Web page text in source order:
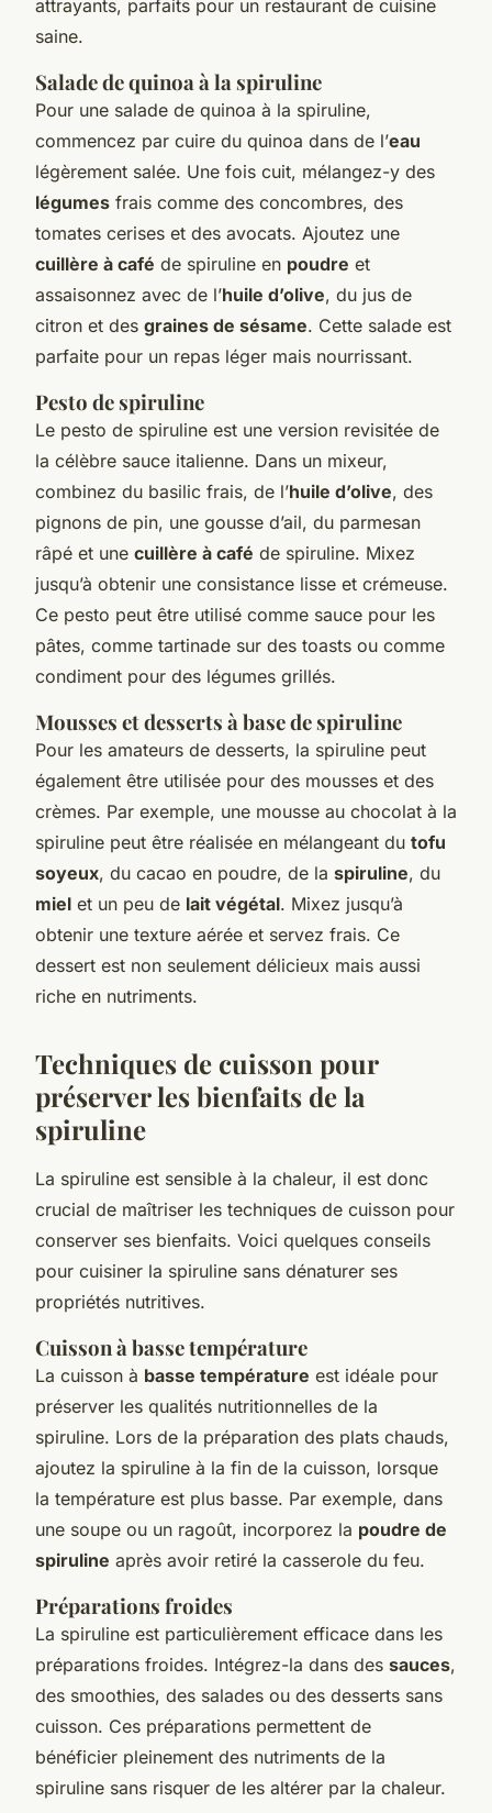
attrayants, parfaits pour un restaurant de cuisine
saine.
Salade de quinoa à la spiruline
Pour une salade de quinoa à la spiruline,
commencez par cuire du quinoa dans de l’eau
légèrement salée. Une fois cuit, mélangez-y des
légumes frais comme des concombres, des
tomates cerises et des avocats. Ajoutez une
cuillère à café de spiruline en poudre et
assaisonnez avec de l’huile d’olive, du jus de
citron et des graines de sésame. Cette salade est
parfaite pour un repas léger mais nourrissant.
Pesto de spiruline
Le pesto de spiruline est une version revisitée de
la célèbre sauce italienne. Dans un mixeur,
combinez du basilic frais, de l’huile d’olive, des
pignons de pin, une gousse d’ail, du parmesan
râpé et une cuillère à café de spiruline. Mixez
jusqu’à obtenir une consistance lisse et crémeuse.
Ce pesto peut être utilisé comme sauce pour les
pâtes, comme tartinade sur des toasts ou comme
condiment pour des légumes grillés.
Mousses et desserts à base de spiruline
Pour les amateurs de desserts, la spiruline peut
également être utilisée pour des mousses et des
crèmes. Par exemple, une mousse au chocolat à la
spiruline peut être réalisée en mélangeant du tofu
soyeux, du cacao en poudre, de la spiruline, du
miel et un peu de lait végétal. Mixez jusqu’à
obtenir une texture aérée et servez frais. Ce
dessert est non seulement délicieux mais aussi
riche en nutriments.
Techniques de cuisson pour
préserver les bienfaits de la
spiruline
La spiruline est sensible à la chaleur, il est donc
crucial de maîtriser les techniques de cuisson pour
conserver ses bienfaits. Voici quelques conseils
pour cuisiner la spiruline sans dénaturer ses
propriétés nutritives.
Cuisson à basse température
La cuisson à basse température est idéale pour
préserver les qualités nutritionnelles de la
spiruline. Lors de la préparation des plats chauds,
ajoutez la spiruline à la fin de la cuisson, lorsque
la température est plus basse. Par exemple, dans
une soupe ou un ragoût, incorporez la poudre de
spiruline après avoir retiré la casserole du feu.
Préparations froides
La spiruline est particulièrement efficace dans les
préparations froides. Intégrez-la dans des sauces,
des smoothies, des salades ou des desserts sans
cuisson. Ces préparations permettent de
bénéficier pleinement des nutriments de la
spiruline sans risquer de les altérer par la chaleur.